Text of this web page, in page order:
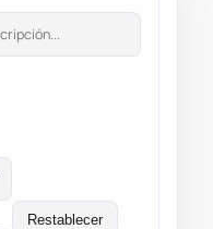
Restablecer